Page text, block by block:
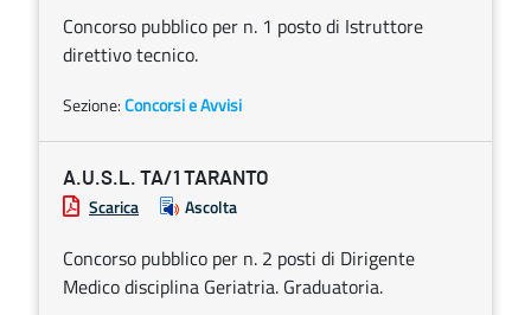
Concorso pubblico per n. 1 posto di Istruttore
direttivo tecnico.
Sezione:Concorsi e Avvisi
A.U.S.L. TA/1 TARANTO
Scarica Ascolta
Concorso pubblico per n. 2 posti di Dirigente
Medico disciplina Geriatria. Graduatoria.